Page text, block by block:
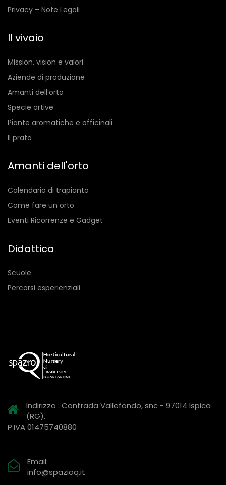
Privacy – Note Legali
Il vivaio
Mission, vision e valori
Aziende di produzione
Amanti dell’orto
Specie ortive
Piante aromatiche e officinali
Il prato
Amanti dell'orto
Calendario di trapianto
Come fare un orto
Eventi Ricorrenze e Gadget
Didattica
Scuole
Percorsi esperienziali
Indirizzo : Contrada Vallefondo, snc - 97014 Ispica
(RG).
P.IVA 01475740880
Email:
info@spazioq.it